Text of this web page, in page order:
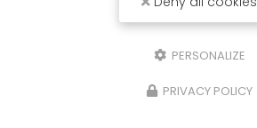
PERSONALIZE
PRIVACY POLICY